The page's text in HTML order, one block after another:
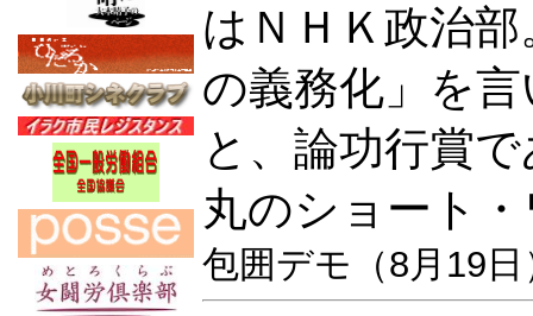
はＮＨＫ政治
の義務化」を
と、論功行賞
丸のショート
包囲デモ（8月19日